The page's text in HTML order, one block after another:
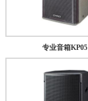
专业音箱